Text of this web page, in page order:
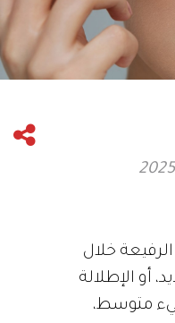
خلال
أو الإطلالة
متوسط،